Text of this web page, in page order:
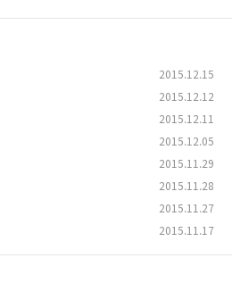
2015.12.15
2015.12.12
2015.12.11
2015.12.05
2015.11.29
2015.11.28
2015.11.27
2015.11.17